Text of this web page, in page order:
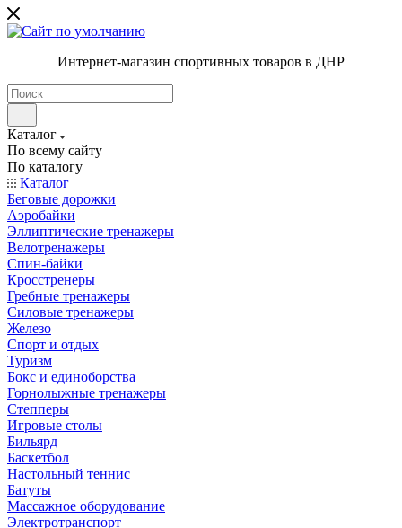
Интернет-магазин спортивных товаров в ДНР
Каталог
По всему сайту
По каталогу
Каталог
Беговые дорожки
Аэробайки
Эллиптические тренажеры
Велотренажеры
Спин-байки
Кросстренеры
Гребные тренажеры
Силовые тренажеры
Железо
Спорт и отдых
Туризм
Бокс и единоборства
Горнолыжные тренажеры
Степперы
Игровые столы
Бильярд
Баскетбол
Настольный теннис
Батуты
Массажное оборудование
Электротранспорт